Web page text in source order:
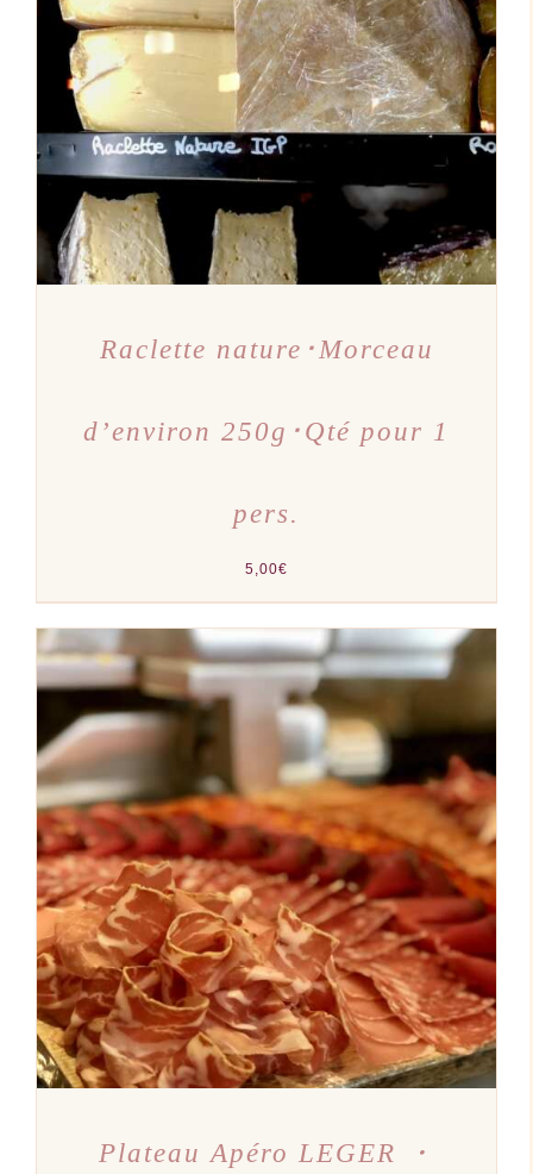
AJOUTER AU PANIER
/
DÉTAILS
Raclette nature･Morceau
d’environ 250g･Qté pour 1
pers.
5,00€
AJOUTER AU PANIER
/
DÉTAILS
Plateau Apéro LEGER ・